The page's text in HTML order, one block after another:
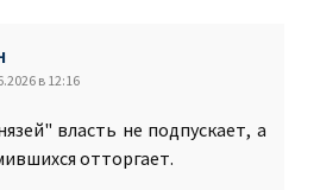
в 12:16
власть не подпускает, а
отторгает.